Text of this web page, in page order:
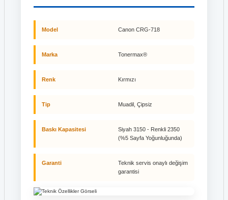
Model Canon CRG-718
Marka Tonermax®
Renk Kırmızı
Tip Muadil, Çipsiz
Baskı Kapasitesi
Siyah 3150 - Renkli 2350
(%5 Sayfa Yoğunluğunda)
Garanti
Teknik servis onaylı değişim
garantisi